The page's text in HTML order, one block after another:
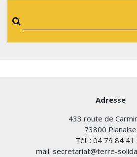
Adresse
433 route de
73800 Planaise
Tél. : 04 79 84 41
mail: secretariat@terre-